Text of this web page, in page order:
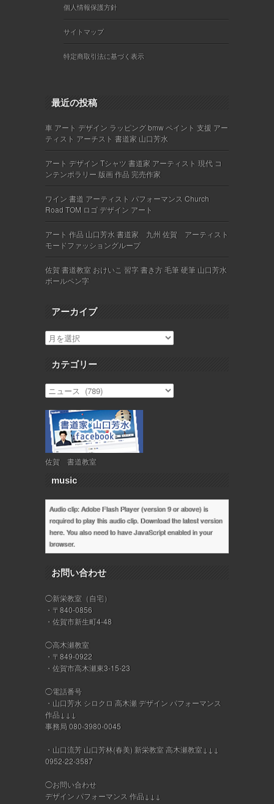
個人情報保護方針
サイトマップ
特定商取引法に基づく表示
最近の投稿
車 アート デザイン ラッピング bmw ペイント 支援 アー
ティスト アーチスト 書道家 山口芳水
アート デザイン Tシャツ 書道家 アーティスト 現代 コ
ンテンポラリー 版画 作品 完売作家
ワイン 書道 アーティスト パフォーマンス Church
Road TOM ロゴ デザイン アート
アート 作品 山口芳水 書道家 九州 佐賀 アーティスト
モードファッショングループ
佐賀 書道教室 おけいこ 習字 書き方 毛筆 硬筆 山口芳水
ボールペン字
アーカイブ
カテゴリー
佐賀 書道教室
music
Audio clip: Adobe Flash Player (version 9 or above) is
required to play this audio clip. Download the latest version
here. You also need to have JavaScript enabled in your
browser.
お問い合わせ
◯新栄教室（自宅）
・〒840-0856
・佐賀市新生町4-48
◯高木瀬教室
・〒849-0922
・佐賀市高木瀬東3-15-23
◯電話番号
・山口芳水 シロクロ 高木瀬 デザイン パフォーマンス
作品↓↓↓
事務局 080-3980-0045
・山口流芳 山口芳林(春美) 新栄教室 高木瀬教室↓↓↓
0952-22-3587
◯お問い合わせ
デザイン パフォーマンス 作品↓↓↓